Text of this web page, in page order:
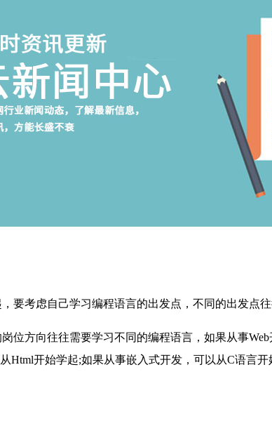
要考虑自己学习编程语言的出发点，不同的出发点
位方向往往需要学习不同的编程语言，如果从事Web
Html开始学起;如果从事嵌入式开发，可以从C语言